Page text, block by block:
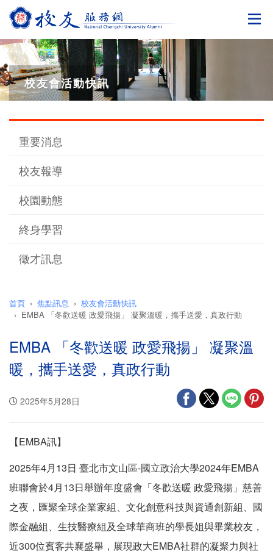
切
校友會活動快訊
重要消息
校友報導
校園動態
終身學習
徵才訊息
首頁 焦點訊息
校友會活動快訊
EMBA 「冬歡送暖 政愛飛揚」 凝聚溫暖，攜手送愛，真政行動
EMBA 「冬歡送暖 政愛飛揚」 凝聚溫
暖，攜手送愛，真政行動
2025年5月28日
【EMBA訊】
2025年4月13日 臺北市文山區-國立政治大學2024年EMBA
班聯會於4月13日舉辦年度盛會「冬歡送暖 政愛飛揚」慈善
之夜，匯聚全球企業家組、文化創意科技與資通創新組、國
際金融組、生技醫療組及全球華商班的學長姐與畢業校友，
近300位賓客共襄盛舉，展現政大EMBA社群的凝聚力與社